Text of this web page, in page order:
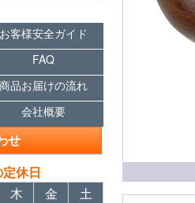
お客様安全ガイド
FAQ
商品お届けの流れ
会社概要
せ
休日
木 金
土